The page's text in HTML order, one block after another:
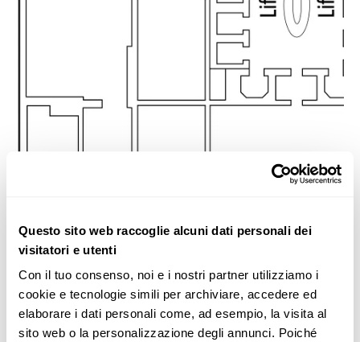
Questo sito web raccoglie alcuni dati personali dei
visitatori e utenti
Con il tuo consenso, noi e i nostri partner utilizziamo i
cookie e tecnologie simili per archiviare, accedere ed
elaborare i dati personali come, ad esempio, la visita al
sito web o la personalizzazione degli annunci. Poiché